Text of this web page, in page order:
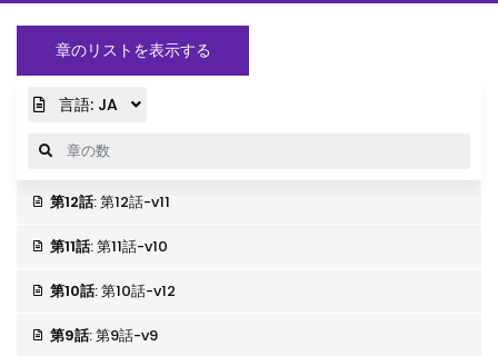
章のリストを表示する
言語: JA
第12話: 第12話-v11
第11話: 第11話-v10
第10話: 第10話-v12
第9話: 第9話-v9